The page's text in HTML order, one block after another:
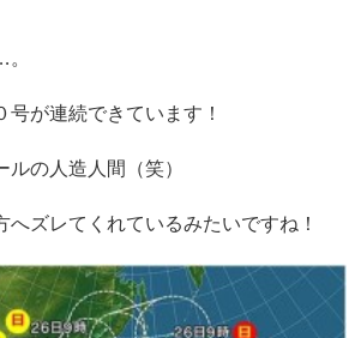
が連続できています！
ルの人造人間（笑）
へズレてくれているみたいですね！